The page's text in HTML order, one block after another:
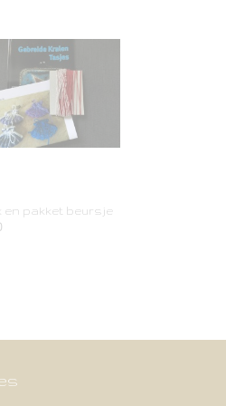
en pakket beursje